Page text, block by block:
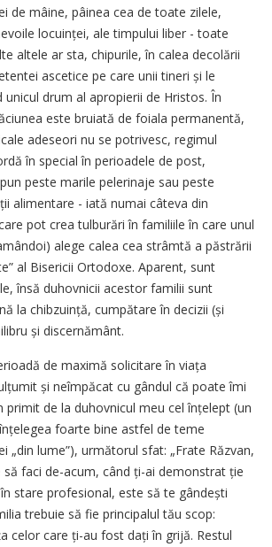
de mâine, pâinea cea de toate zilele,
locuinței, ale timpului liber - toate
altele ar sta, chipurile, în calea decolării
ascetice pe care unii tineri și le
unicul drum al apropierii de Hristos. În
este bruiată de foiala permanentă,
adeseori nu se potrivesc, regimul
în special în perioadele de post,
peste marile pelerinaje sau peste
alimentare - iată numai câteva din
pot crea tulburări în familiile în care unul
alege calea cea strâmtă a păstrării
al Bisericii Ortodoxe. Aparent, sunt
însă duhovnicii acestor familii sunt
la chibzuință, cumpătare în decizii (și
și discernământ.
de maximă solicitare în viața
și neîmpăcat cu gândul că poate îmi
primit de la duhovnicul meu cel înțelept (un
foarte bine astfel de teme
„din lume”), următorul sfat: „Frate Răzvan,
faci de-acum, când ți-ai demonstrat ție
stare profesional, este să te gândești
trebuie să fie principalul tău scop:
celor care ți-au fost dați în grijă. Restul